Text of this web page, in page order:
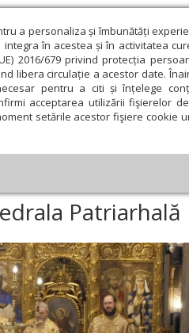
a personaliza și îmbunătăți
în acestea și în activitatea
2016/679 privind protecția
libera circulație a acestor date.
pentru a citi și înțelege
acceptarea utilizării fişierelor
setările acestor fişiere cookie
de presă
Educaţie și Cultură
la Catedrala Patriarhală
Patriarhală
Aprilie Mai